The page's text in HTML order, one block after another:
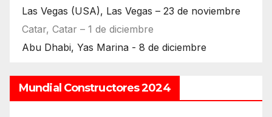
Las Vegas (USA), Las Vegas – 23 de noviembre
Catar, Catar – 1 de diciembre
Abu Dhabi, Yas Marina - 8 de diciembre
Mundial Constructores 2024